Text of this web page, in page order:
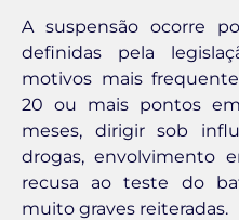
A suspensão ocorre
definidas pela
motivos mais
20 ou mais pontos
meses, dirigir sob
drogas, envolvimento
recusa ao teste do
muito graves reiteradas.